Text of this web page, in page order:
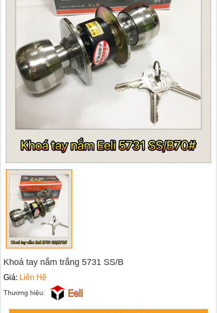
Khoá tay nắm trắng 5731 SS/B
Giá: Liên Hệ
Thương hiệu: